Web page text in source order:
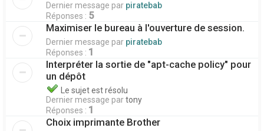
Dernier message par piratebab
Réponses : 5
Maximiser le bureau à l'ouverture de session.
Dernier message par piratebab
Réponses : 1
Interpréter la sortie de "apt-cache policy" pour
un dépôt
Le sujet est résolu
Dernier message partony
Réponses : 1
Choix imprimante Brother